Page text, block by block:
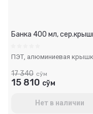
Банка 400 мл,
ПЭТ, алюминиевая
17 340 сўм
15 810 сўм
Нет в наличии